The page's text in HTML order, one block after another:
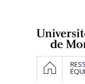
ACCUEIL